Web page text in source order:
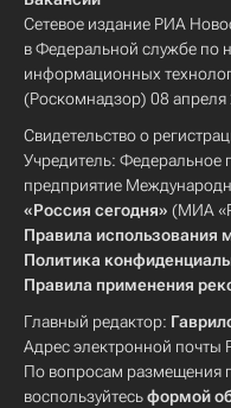
Сетевое издание РИА
в Федеральной службе по
информационных
(Роскомнадзор) 08 апреля
Свидетельство о
Учредитель: Федеральное
предприятие
«Россия сегодня» (МИА
Правила использования
Политика
Правила применения
Главный редактор:
Адрес электронной почты
По вопросам размещения
воспользуйтесьформой